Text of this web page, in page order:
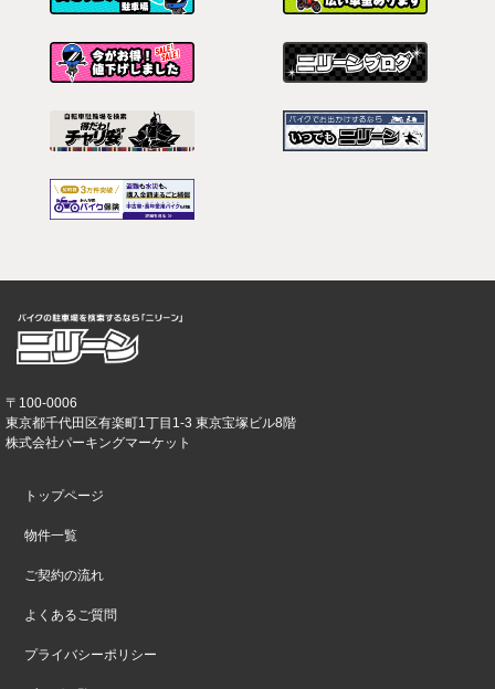
〒100-0006
東京都千代田区有楽町1丁目1-3 東京宝塚ビル8階
株式会社パーキングマーケット
トップページ
物件一覧
ご契約の流れ
よくあるご質問
プライバシーポリシー